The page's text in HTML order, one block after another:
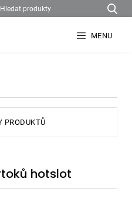
MENU
PRODUKTŮ
hotslot